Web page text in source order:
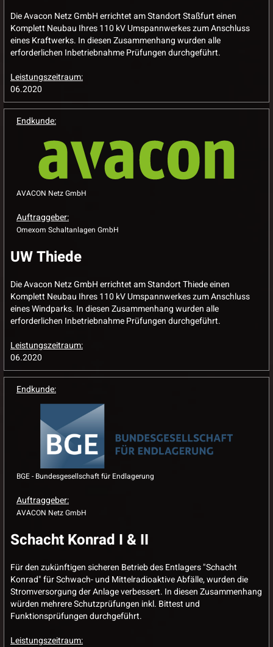
Die Avacon Netz GmbH errichtet am Standort Staßfurt einen
Komplett Neubau Ihres 110 kV Umspannwerkes zum Anschluss
eines Kraftwerks. In diesen Zusammenhang wurden alle
erforderlichen Inbetriebnahme Prüfungen durchgeführt.
Leistungszeitraum:
06.2020
Endkunde:
AVACON Netz GmbH
Auftraggeber:
Omexom Schaltanlagen GmbH
UW Thiede
Die Avacon Netz GmbH errichtet am Standort Thiede einen
Komplett Neubau Ihres 110 kV Umspannwerkes zum Anschluss
eines Windparks. In diesen Zusammenhang wurden alle
erforderlichen Inbetriebnahme Prüfungen durchgeführt.
Leistungszeitraum:
06.2020
Endkunde:
BGE - Bundesgesellschaft für Endlagerung
Auftraggeber:
AVACON Netz GmbH
Schacht Konrad I & II
Für den zukünftigen sicheren Betrieb des Entlagers "Schacht
Konrad" für Schwach- und Mittelradioaktive Abfälle, wurden die
Stromversorgung der Anlage verbessert. In diesen Zusammenhang
würden mehrere Schutzprüfungen inkl. Bittest und
Funktionsprüfungen durchgeführt.
Leistungszeitraum: